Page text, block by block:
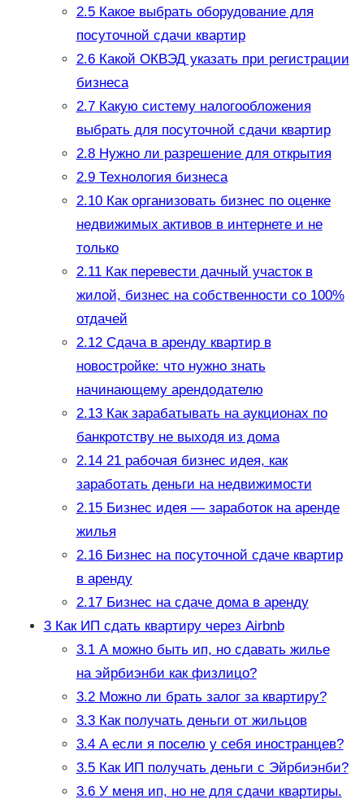
2.5Какое выбрать оборудование для
посуточной сдачи квартир
2.6Какой ОКВЭД указать при регистрации
бизнеса
2.7Какую систему налогообложения
выбрать для посуточной сдачи квартир
2.8Нужно ли разрешение для открытия
2.9Технология бизнеса
2.10Как организовать бизнес по оценке
недвижимых активов в интернете и не
только
2.11Как перевести дачный участок в
жилой, бизнес на собственности со 100%
отдачей
2.12Сдача в аренду квартир в
новостройке: что нужно знать
начинающему арендодателю
2.13Как зарабатывать на аукционах по
банкротству не выходя из дома
2.1421 рабочая бизнес идея, как
заработать деньги на недвижимости
2.15Бизнес идея — заработок на аренде
жилья
2.16Бизнес на посуточной сдаче квартир
в аренду
2.17Бизнес на сдаче дома в аренду
3Как ИП сдать квартиру через Airbnb
3.1А можно быть ип, но сдавать жилье
на эйрбиэнби как физлицо?
3.2Можно ли брать залог за квартиру?
3.3Как получать деньги от жильцов
3.4А если я поселю у себя иностранцев?
3.5Как ИП получать деньги с Эйрбиэнби?
3.6У меня ип, но не для сдачи квартиры.